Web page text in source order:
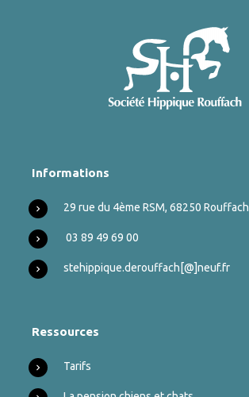
Informations
29 rue du 4ème RSM, 68250 Rouffach
03 89 49 69 00
stehippique.derouffach [@]neuf.fr
Ressources
Tarifs